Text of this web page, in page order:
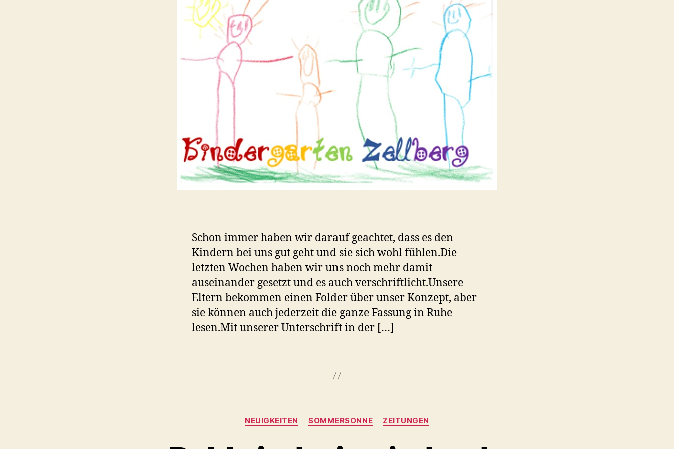
Schon immer haben wir darauf geachtet, dass es den
Kindern bei uns gut geht und sie sich wohl fühlen.Die
letzten Wochen haben wir uns noch mehr damit
auseinander gesetzt und es auch verschriftlicht.Unsere
Eltern bekommen einen Folder über unser Konzept, aber
sie können auch jederzeit die ganze Fassung in Ruhe
lesen.Mit unserer Unterschrift in der […]
Kategorien
NEUIGKEITEN SOMMERSONNE ZEITUNGEN